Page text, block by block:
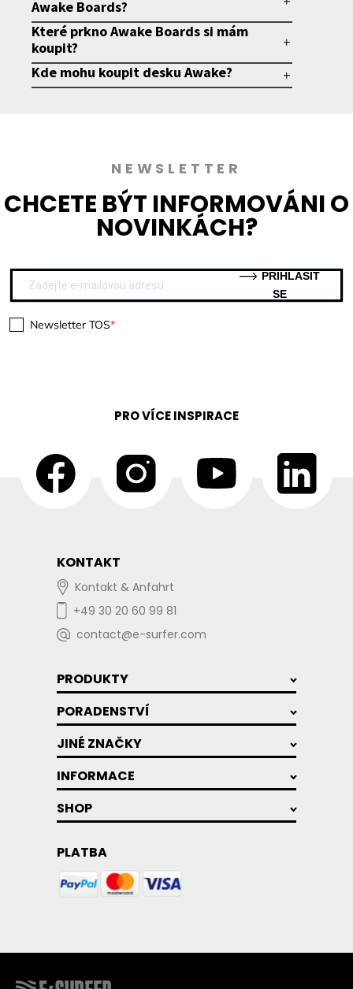
Awake Boards?
Které prkno Awake Boards si mám
koupit?
Kde mohu koupit desku Awake?
NEWSLETTER
CHCETE BÝT INFORMOVÁNI O
NOVINKÁCH?
Newsletter TOS
SE
PRO VÍCE INSPIRACE
KONTAKT
Kontakt & Anfahrt
+49 30 20 60 99 81
contact@e-surfer.com
PRODUKTY
PORADENSTVÍ
JINÉ ZNAČKY
INFORMACE
SHOP
PLATBA